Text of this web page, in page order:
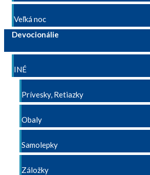
Veľká noc
Devocionálie
INÉ
Prívesky, Retiazky
Obaly
Samolepky
Záložky